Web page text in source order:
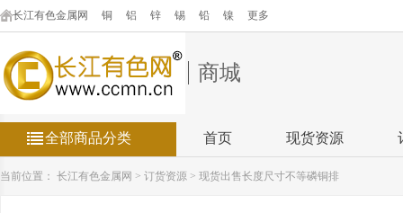
长江有色金属网 铜 铝 锌 锡 铅 镍 更多
商城
全部商品分类 首页 现货资源
当前位置： 长江有色金属网 > 订货资源 > 现货出售长度尺寸不等磷铜排